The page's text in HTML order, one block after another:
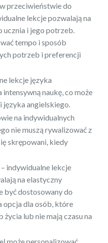
przeciwieństwie do
lekcje pozwalają na
ucznia i jego potrzeb.
tempo i sposób
potrzeb i preferencji
lekcje języka
naukę, co może
angielskiego.
na indywidualnych
nie muszą rywalizować z
skrępowani, kiedy
indywidualne lekcje
na elastyczny
być dostosowany do
opcja dla osób, które
lub nie mają czasu na
może personalizować